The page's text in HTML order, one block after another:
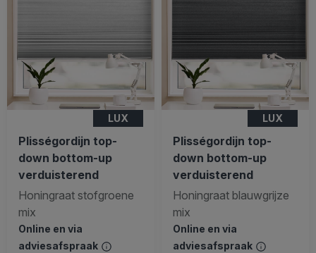
LUX
Plisségordijn top-
down bottom-up
verduisterend
Honingraat stofgroene
mix
Online en via
adviesafspraak
LUX
Plisségordijn top-
down bottom-up
verduisterend
Honingraat blauwgrijze
mix
Online en via
adviesafspraak